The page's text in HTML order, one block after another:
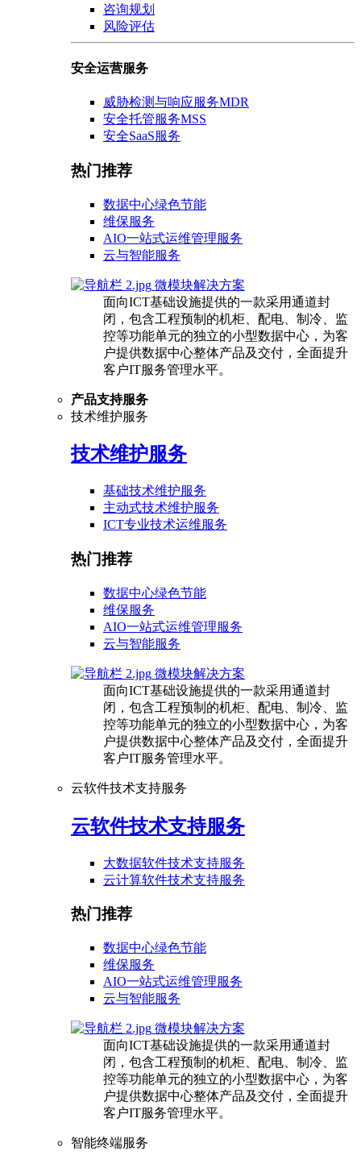
咨询规划
风险评估
安全运营服务
威胁检测与响应服务MDR
安全托管服务MSS
安全SaaS服务
热门推荐
数据中心绿色节能
维保服务
AIO一站式运维管理服务
云与智能服务
微模块解决方案
面向ICT基础设施提供的一款采用通道封
闭，包含工程预制的机柜、配电、制冷、监
控等功能单元的独立的小型数据中心，为客
户提供数据中心整体产品及交付，全面提升
客户IT服务管理水平。
产品支持服务
技术维护服务
技术维护服务
基础技术维护服务
主动式技术维护服务
ICT专业技术运维服务
热门推荐
数据中心绿色节能
维保服务
AIO一站式运维管理服务
云与智能服务
微模块解决方案
面向ICT基础设施提供的一款采用通道封
闭，包含工程预制的机柜、配电、制冷、监
控等功能单元的独立的小型数据中心，为客
户提供数据中心整体产品及交付，全面提升
客户IT服务管理水平。
云软件技术支持服务
云软件技术支持服务
大数据软件技术支持服务
云计算软件技术支持服务
热门推荐
数据中心绿色节能
维保服务
AIO一站式运维管理服务
云与智能服务
微模块解决方案
面向ICT基础设施提供的一款采用通道封
闭，包含工程预制的机柜、配电、制冷、监
控等功能单元的独立的小型数据中心，为客
户提供数据中心整体产品及交付，全面提升
客户IT服务管理水平。
智能终端服务